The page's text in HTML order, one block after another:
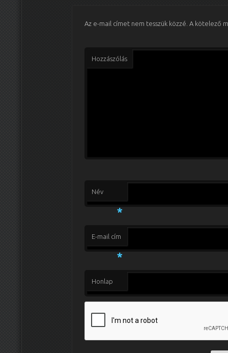
Az e-mail címet nem tesszük közzé. A kötelező
Hozzászólás
Név
*
E-mail cím
*
Honlap